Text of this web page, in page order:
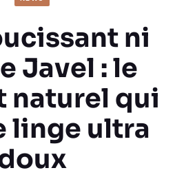
ni
Javel : le
naturel qui
linge ultra